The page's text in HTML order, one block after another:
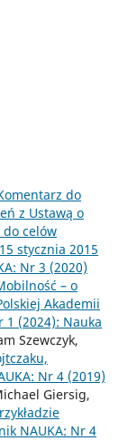
do
z Ustawą o
celów
stycznia 2015
Nr 3 (2020)
– o
Akademii
1 (2024): Nauka
Szewczyk,
Nr 4 (2019)
Giersig,
NAUKA: Nr 4